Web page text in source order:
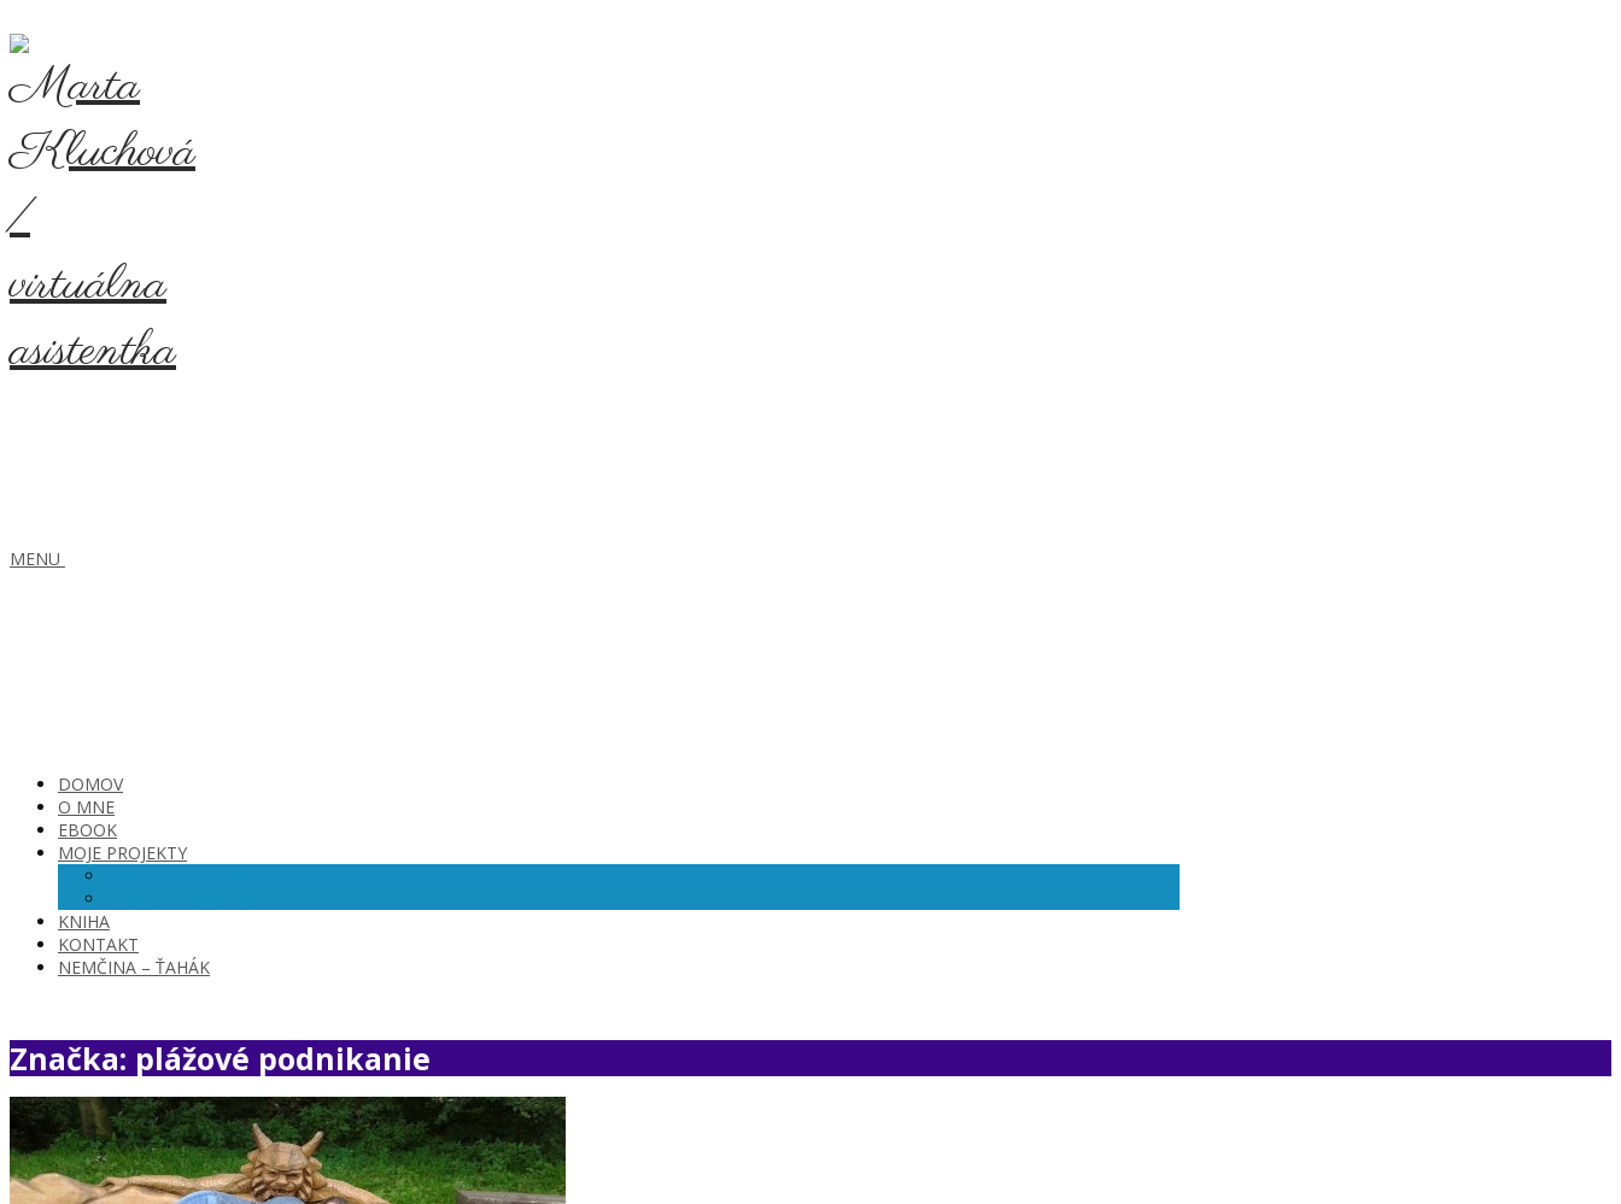
MENU
DOMOV
O MNE
EBOOK
MOJE PROJEKTY
KNIHA
KONTAKT
NEMČINA – ŤAHÁK
Značka: plážové podnikanie